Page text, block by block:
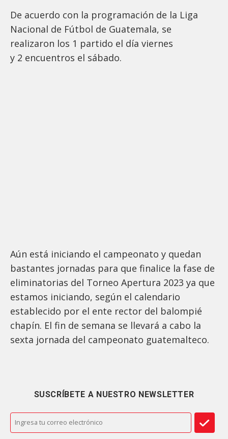
De acuerdo con la programación de la Liga
Nacional de Fútbol de Guatemala, se
realizaron los 1 partido el día viernes
y 2 encuentros el sábado.
Aún está iniciando el campeonato y quedan
bastantes jornadas para que finalice la fase de
eliminatorias del Torneo Apertura 2023 ya que
estamos iniciando, según el calendario
establecido por el ente rector del balompié
chapín. El fin de semana se llevará a cabo la
sexta jornada del campeonato guatemalteco.
SUSCRÍBETE A NUESTRO NEWSLETTER